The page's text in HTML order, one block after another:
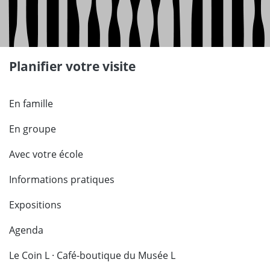
Planifier votre visite
En famille
En groupe
Avec votre école
Informations pratiques
Expositions
Agenda
Le Coin L · Café-boutique du Musée L